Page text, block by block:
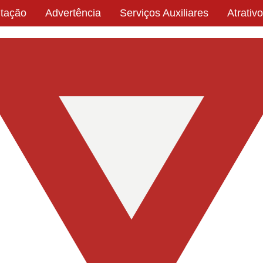
Advertência Serviços Auxiliares